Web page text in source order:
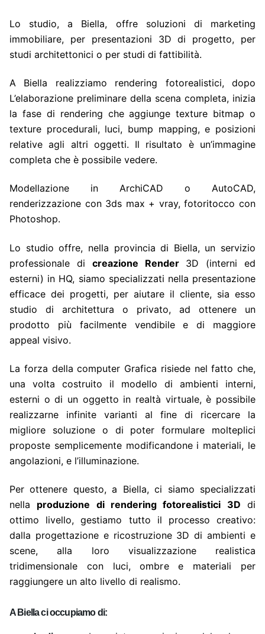
Lo studio, a Biella, offre soluzioni di marketing
immobiliare, per presentazioni 3D di progetto, per
studi architettonici o per studi di fattibilità.
A Biella realizziamo rendering fotorealistici, dopo
L’elaborazione preliminare della scena completa, inizia
la fase di rendering che aggiunge texture bitmap o
texture procedurali, luci, bump mapping, e posizioni
relative agli altri oggetti. Il risultato è un’immagine
completa che è possibile vedere.
Modellazione in ArchiCAD o AutoCAD,
renderizzazione con 3ds max + vray, fotoritocco con
Photoshop.
Lo studio offre, nella provincia di Biella, un servizio
professionale di creazione Render3D (interni ed
esterni) in HQ, siamo specializzati nella presentazione
efficace dei progetti, per aiutare il cliente, sia esso
studio di architettura o privato, ad ottenere un
prodotto più facilmente vendibile e di maggiore
appeal visivo.
La forza della computer Grafica risiede nel fatto che,
una volta costruito il modello di ambienti interni,
esterni o di un oggetto in realtà virtuale, è possibile
realizzarne infinite varianti al fine di ricercare la
migliore soluzione o di poter formulare molteplici
proposte semplicemente modificandone i materiali, le
angolazioni, e l’illuminazione.
Per ottenere questo, a Biella, ci siamo specializzati
nella produzione di rendering fotorealistici 3D di
ottimo livello, gestiamo tutto il processo creativo:
dalla progettazione e ricostruzione 3D di ambienti e
scene, alla loro visualizzazione realistica
tridimensionale con luci, ombre e materiali per
raggiungere un alto livello di realismo.
A Biella ci occupiamo di: